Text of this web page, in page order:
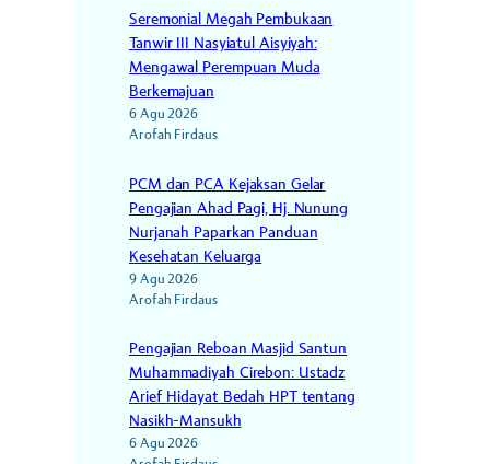
Seremonial Megah Pembukaan
Tanwir III Nasyiatul Aisyiyah:
Mengawal Perempuan Muda
Berkemajuan
6 Agu 2026
Arofah Firdaus
PCM dan PCA Kejaksan Gelar
Pengajian Ahad Pagi, Hj. Nunung
Nurjanah Paparkan Panduan
Kesehatan Keluarga
9 Agu 2026
Arofah Firdaus
Pengajian Reboan Masjid Santun
Muhammadiyah Cirebon: Ustadz
Arief Hidayat Bedah HPT tentang
Nasikh-Mansukh
6 Agu 2026